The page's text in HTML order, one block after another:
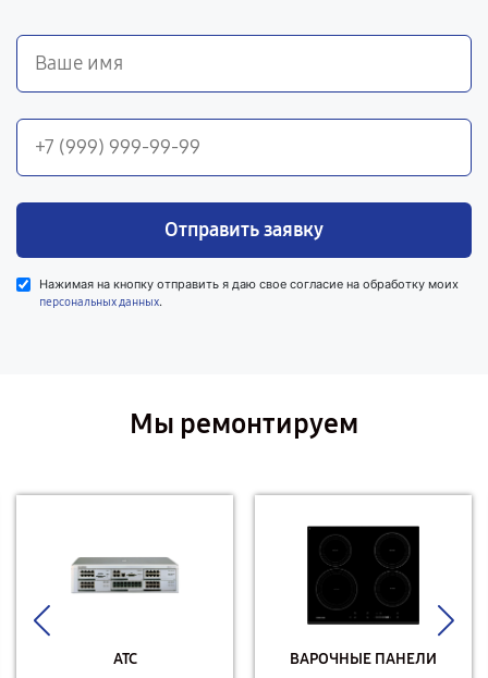
Отправить заявку
Нажимая на кнопку отправить я даю свое согласие на обработку моих
персональных данных.
Мы ремонтируем
АТС ВАРОЧНЫЕ ПАНЕЛИ